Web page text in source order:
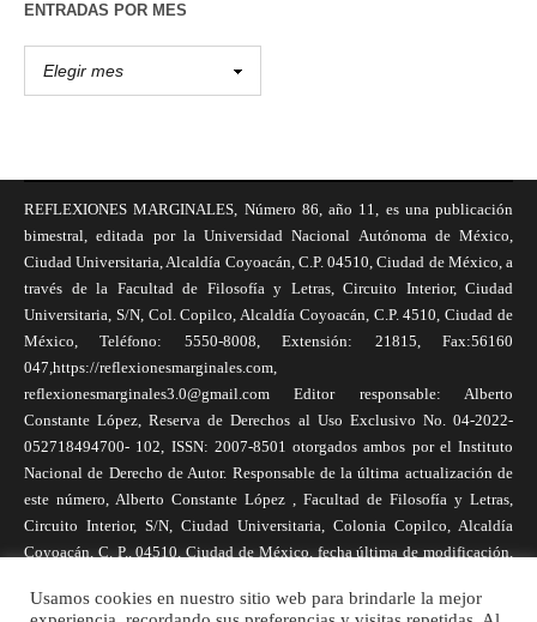
ENTRADAS POR MES
REFLEXIONES MARGINALES, Número 86, año 11, es una publicación
bimestral, editada por la Universidad Nacional Autónoma de México,
Ciudad Universitaria, Alcaldía Coyoacán, C.P. 04510, Ciudad de México, a
través de la Facultad de Filosofía y Letras, Circuito Interior, Ciudad
Universitaria, S/N, Col. Copilco, Alcaldía Coyoacán, C.P. 4510, Ciudad de
México, Teléfono: 5550-8008, Extensión: 21815, Fax:56160
047,https://reflexionesmarginales.com,
reflexionesmarginales3.0@gmail.com Editor responsable: Alberto
Constante López, Reserva de Derechos al Uso Exclusivo No. 04-2022-
052718494700- 102, ISSN: 2007-8501 otorgados ambos por el Instituto
Nacional de Derecho de Autor. Responsable de la última actualización de
este número, Alberto Constante López , Facultad de Filosofía y Letras,
Circuito Interior, S/N, Ciudad Universitaria, Colonia Copilco, Alcaldía
Coyoacán, C. P., 04510, Ciudad de México, fecha última de modificación,
necesariamente reflejan la postura de la revista, ni de Universidad Nacional
Usamos cookies en nuestro sitio web para brindarle la mejor